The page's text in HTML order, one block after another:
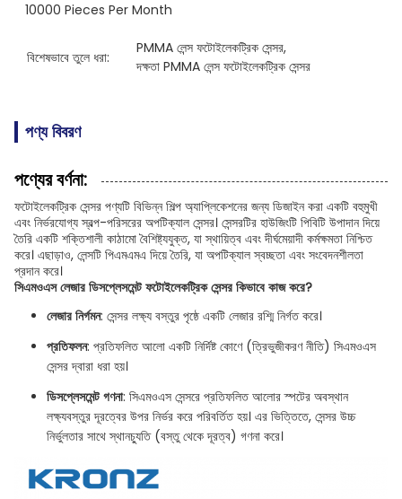
10000 Pieces Per Month
বিশেষভাবে তুলে ধরা:
PMMA লেন্স ফটোইলেকট্রিক সেন্সর,
দক্ষতা PMMA লেন্স ফটোইলেকট্রিক সেন্সর
পণ্য বিবরণ
পণ্যের বর্ণনা:
ফটোইলেকট্রিক সেন্সর পণ্যটি বিভিন্ন শিল্প অ্যাপ্লিকেশনের জন্য ডিজাইন করা একটি বহুমুখী
এবং নির্ভরযোগ্য স্বল্প-পরিসরের অপটিক্যাল সেন্সর। সেন্সরটির হাউজিংটি পিবিটি উপাদান দিয়ে
তৈরি একটি শক্তিশালী কাঠামো বৈশিষ্ট্যযুক্ত, যা স্থায়িত্ব এবং দীর্ঘমেয়াদী কর্মক্ষমতা নিশ্চিত
করে। এছাড়াও, লেন্সটি পিএমএমএ দিয়ে তৈরি, যা অপটিক্যাল স্বচ্ছতা এবং সংবেদনশীলতা
প্রদান করে।
সিএমওএস লেজার ডিসপ্লেসমেন্ট ফটোইলেকট্রিক সেন্সর কিভাবে কাজ করে?
লেজার নির্গমন: সেন্সর লক্ষ্য বস্তুর পৃষ্ঠে একটি লেজার রশ্মি নির্গত করে।
প্রতিফলন: প্রতিফলিত আলো একটি নির্দিষ্ট কোণে (ত্রিভুজীকরণ নীতি) সিএমওএস
সেন্সর দ্বারা ধরা হয়।
ডিসপ্লেসমেন্ট গণনা: সিএমওএস সেন্সরে প্রতিফলিত আলোর স্পটের অবস্থান
লক্ষ্যবস্তুর দূরত্বের উপর নির্ভর করে পরিবর্তিত হয়। এর ভিত্তিতে, সেন্সর উচ্চ
নির্ভুলতার সাথে স্থানচ্যুতি (বস্তু থেকে দূরত্ব) গণনা করে।